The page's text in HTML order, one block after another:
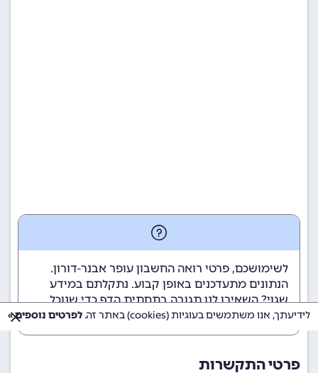
לשימושכם, פרטי רואה החשבון עופר אבנר-דורון.
הנתונים מתעדכנים באופן קבוע. נתקלתם במידע
שגוי? השאירו לנו תגובה בתחתית הדף כדי שנוכל
לטפל בבעיה בהקדם.
פרטי התקשרות
לידיעתך, אנו משתמשים בעוגיות (cookies) באתר זה. לפרטים נוספים »